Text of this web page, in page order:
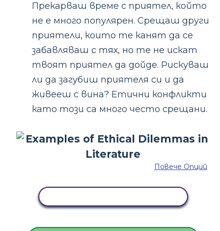
Прекарваш време с приятел, който
не е много популярен. Срещаш други
приятели, които те канят да се
забавляваш с тях, но те не искат
твоят приятел да дойде. Рискуваш
ли да загубиш приятеля си и да
живееш с вина? Етични конфликти
като този са много често срещани.
Повече Опций